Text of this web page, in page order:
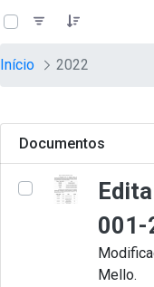
Pular para o Conteúdo
teste descricao
Início 2022
Documentos
001-
Mello.